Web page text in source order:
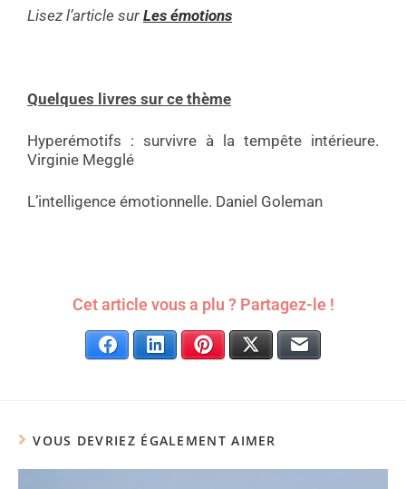
Lisez l’article sur Les émotions
Quelques livres sur ce thème
Hyperémotifs : survivre à la tempête intérieure.
Virginie Megglé
L’intelligence émotionnelle. Daniel Goleman
Cet article vous a plu ? Partagez-le !
Facebook LinkedIn Pinterest
VOUS DEVRIEZ ÉGALEMENT AIMER